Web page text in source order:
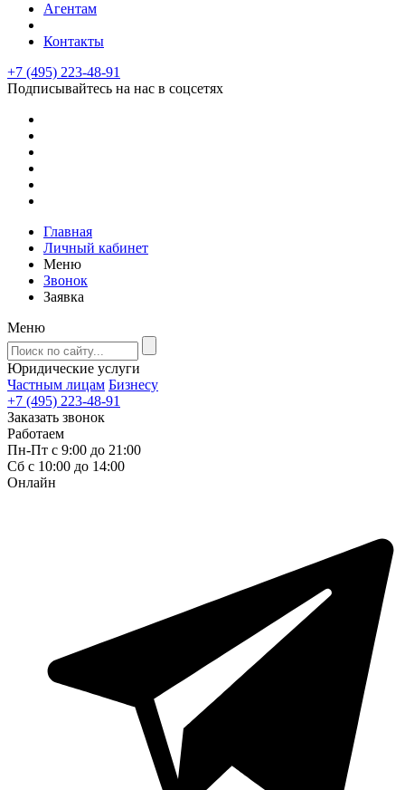
Агентам
Контакты
+7 (495) 223-48-91
Подписывайтесь на нас в соцсетях
Главная
Личный кабинет
Меню
Звонок
Заявка
Меню
Юридические услуги
Частным лицам Бизнесу
+7 (495) 223-48-91
Заказать звонок
Работаем
Пн-Пт с 9:00 до 21:00
Сб с 10:00 до 14:00
Онлайн